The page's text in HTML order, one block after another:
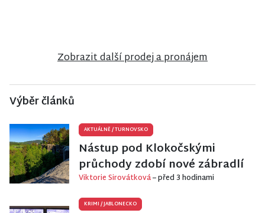
Zobrazit další prodej a pronájem
Výběr článků
AKTUÁLNĚ/TURNOVSKO
Nástup pod Klokočskými
průchody zdobí nové zábradlí
Viktorie Sirovátková– před 3 hodinami
KRIMI /JABLONECKO